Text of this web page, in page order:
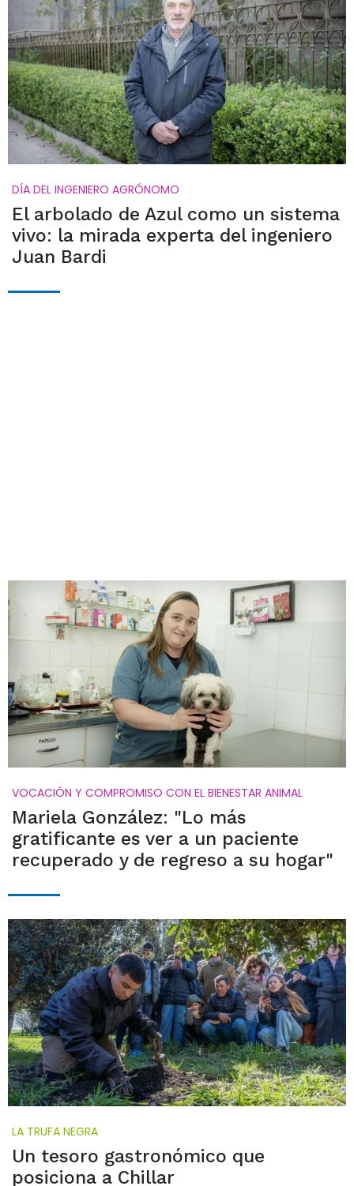
DÍA DEL INGENIERO AGRÓNOMO
El arbolado de Azul como un sistema
vivo: la mirada experta del ingeniero
Juan Bardi
VOCACIÓN Y COMPROMISO CON EL BIENESTAR ANIMAL
Mariela González: "Lo más
gratificante es ver a un paciente
recuperado y de regreso a su hogar"
LA TRUFA NEGRA
Un tesoro gastronómico que
posiciona a Chillar